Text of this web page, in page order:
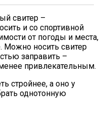
свитер –
и со спортивной
от погоды и места,
Можно носить свитер
заправить –
привлекательным.
стройнее, а оно у
однотонную